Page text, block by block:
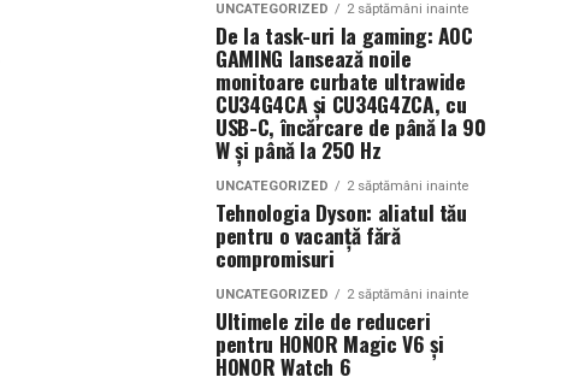
UNCATEGORIZED 2 săptămâni inainte
De la task-uri la gaming: AOC
GAMING lansează noile
monitoare curbate ultrawide
CU34G4CA și CU34G4ZCA, cu
USB-C, încărcare de până la 90
W și până la 250 Hz
UNCATEGORIZED 2 săptămâni inainte
Tehnologia Dyson: aliatul tău
pentru o vacanță fără
compromisuri
UNCATEGORIZED 2 săptămâni inainte
Ultimele zile de reduceri
pentru HONOR Magic V6 și
HONOR Watch 6